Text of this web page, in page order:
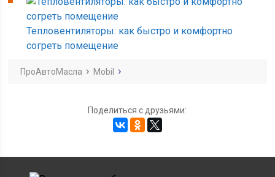
Тепловентиляторы: как быстро и комфортно
согреть помещение
ПроАвтоМасла Mobil
Поделиться с друзьями: